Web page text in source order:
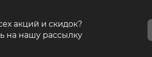
акций и скидок?
на нашу рассылку